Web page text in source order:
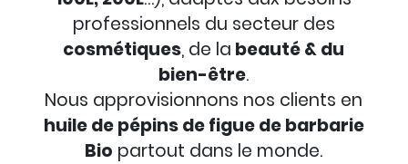
professionnels du secteur des
cosmétiques, de la beauté & du
bien-être.
Nous approvisionnons nos clients en
huile de pépins de figue de barbarie
Bio partout dans le monde.